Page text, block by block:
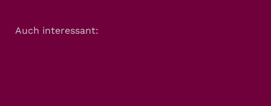
Auch interessant: